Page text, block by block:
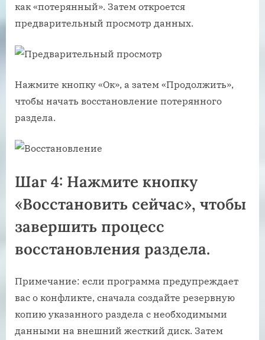
как «потерянный». Затем откроется
предварительный просмотр данных.
Нажмите кнопку «Ок», а затем «Продолжить»,
чтобы начать восстановление потерянного
раздела.
Шаг 4: Нажмите кнопку
«Восстановить сейчас», чтобы
завершить процесс
восстановления раздела.
Примечание: если программа предупреждает
вас о конфликте, сначала создайте резервную
копию указанного раздела с необходимыми
данными на внешний жесткий диск. Затем